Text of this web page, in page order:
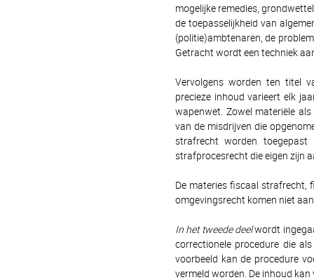
mogelijke remedies,
de toepasselijkheid van
(politie)ambtenaren, de
Getracht wordt een techniek
Vervolgens worden ten titel
precieze inhoud varieert elk
wapenwet. Zowel materiële
van de misdrijven die
strafrecht worden
strafprocesrecht die eigen zijn
De materies fiscaal strafrecht,
omgevingsrecht komen niet
In het tweede deelwordt
correctionele procedure die
voorbeeld kan de procedure
vermeld worden. De inhoud